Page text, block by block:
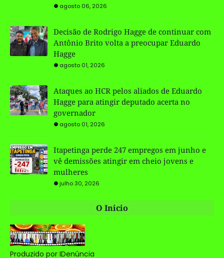
agosto 06, 2026
Decisão de Rodrigo Hagge de continuar com
Antônio Brito volta a preocupar Eduardo
Hagge
agosto 01, 2026
Ataques ao HCR pelos aliados de Eduardo
Hagge para atingir deputado acerta no
governador
agosto 01, 2026
Itapetinga perde 247 empregos em junho e
vê demissões atingir em cheio jovens e
mulheres
julho 30, 2026
O Inicio
Produzido por IDenúncia